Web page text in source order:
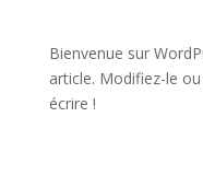
Bienvenue sur
article. Modifiez-le
écrire !